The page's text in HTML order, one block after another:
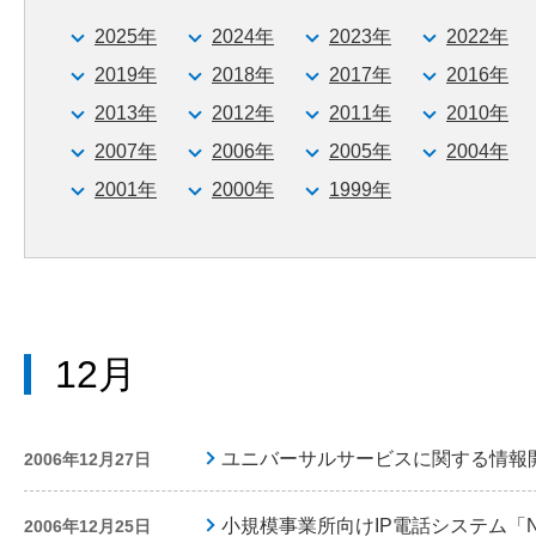
2025年 2024年 2023年
2022年
2019年
2018年 2017年
2016年
2013年
2012年 2011年
2010年
2007年
2006年 2005年
2004年
2001年
2000年 1999年
12月
2006年12月27日 ユニバーサルサービスに関する情報
2006年12月25日
小規模事業所向けIP電話システム